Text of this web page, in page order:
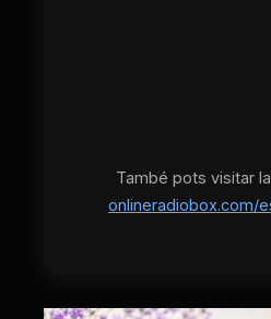
També pots visitar
onlineradiobox.com/